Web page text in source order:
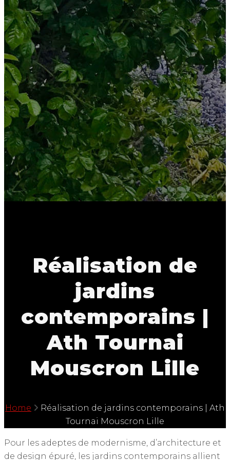
Réalisation de
jardins
contemporains |
Ath Tournai
Mouscron Lille
Home
Réalisation de jardins contemporains | Ath
Tournai Mouscron Lille
Pour les adeptes de modernisme, d’architecture et
de design épuré, les jardins contemporains allient